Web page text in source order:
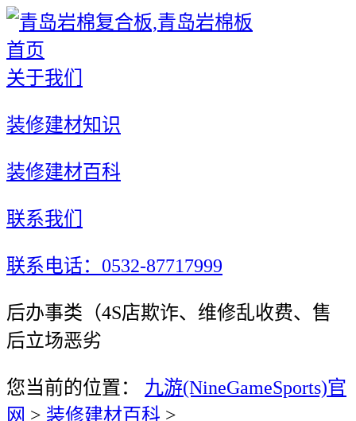
首页
关于我们
装修建材知识
装修建材百科
联系我们
联系电话：0532-87717999
后办事类（4S店欺诈、维修乱收费、售
后立场恶劣
您当前的位置： 九游(NineGameSports)官
网 > 装修建材百科 >